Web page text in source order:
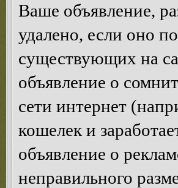
Ваше объявление,
удалено, если оно
существующих на
объявление о
сети интернет
кошелек и
объявление о
неправильного